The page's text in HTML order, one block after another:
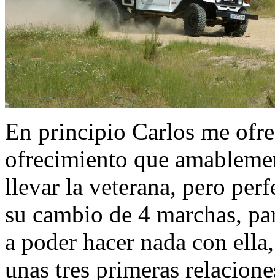
En principio Carlos me
ofrecimiento que
llevar la veterana, pero
su cambio de 4 marchas,
a poder hacer nada con
unas tres primeras